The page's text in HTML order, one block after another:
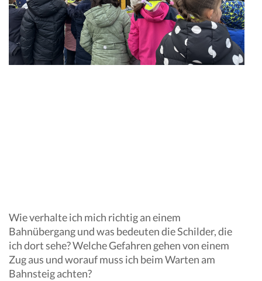
Wie verhalte ich mich richtig an einem
Bahnübergang und was bedeuten die Schilder, die
ich dort sehe? Welche Gefahren gehen von einem
Zug aus und worauf muss ich beim Warten am
Bahnsteig achten?